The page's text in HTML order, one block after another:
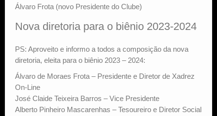
Álvaro Frota (novo Presidente do Clube)
Nova diretoria para o biênio 2023-2024
PS: Aproveito e informo a todos a composição da nova
diretoria, eleita para o biênio 2023 – 2024:
Álvaro de Moraes Frota – Presidente e Diretor de Xadrez
On-Line
José Claide Teixeira Barros – Vice Presidente
Alberto Pinheiro Mascarenhas – Tesoureiro e Diretor Social